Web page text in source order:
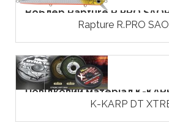
Воблер Rapture R.PRO
Rapture R.PRO
Повідковий матеріал K-
K-KARP DT